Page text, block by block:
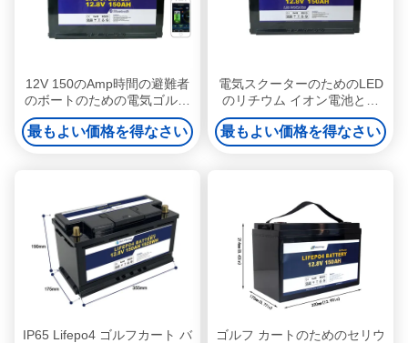
12V 150のAmp時間の避難者
のボートのための電気ゴルフ
押しのカートのリチウム電池
最もよい価格を得なさい
電気スクーターのためのLED
のリチウム イオン電池との
1920Wh LiFePo4電池12V
150Ah
最もよい価格を得なさい
IP65 Lifepo4 ゴルフカート バ
ゴルフ カートのためのセリウ